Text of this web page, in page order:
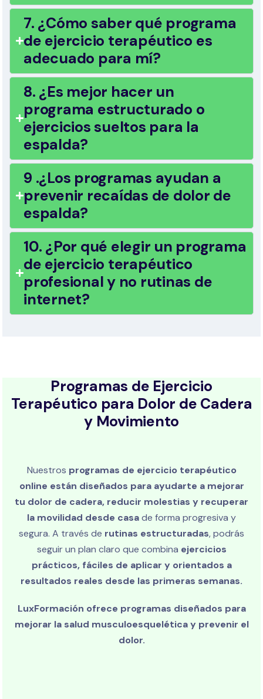
7. ¿Cómo saber qué programa
de ejercicio terapéutico es
adecuado para mí?
8. ¿Es mejor hacer un
programa estructurado o
ejercicios sueltos para la
espalda?
9 .¿Los programas ayudan a
prevenir recaídas de dolor de
espalda?
10. ¿Por qué elegir un programa
de ejercicio terapéutico
profesional y no rutinas de
internet?
Programas de Ejercicio
Terapéutico para Dolor de Cadera
y Movimiento
Nuestros programas de ejercicio terapéutico
online están diseñados para ayudarte a mejorar
tu dolor de cadera, reducir molestias y recuperar
la movilidad desde casade forma progresiva y
segura. A través de rutinas estructuradas, podrás
seguir un plan claro que combina ejercicios
prácticos, fáciles de aplicar y orientados a
resultados reales desde las primeras semanas.
LuxFormación ofrece programas diseñados para
mejorar la salud musculoesquelética y prevenir el
dolor.